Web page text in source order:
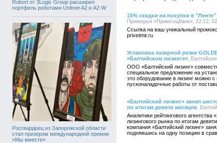
Robort от 3Logic Group расширил
портфель роботами Unitree A2 и A2-W
Росгвардеец из Запорожской области
стал призером международной премии
«Мы вместе»
15% скидки на покупки в
Приморья «Примсоцбанк», 22:12,
Ссылка на ваш уникальный
privetmir.ru
Установка лазерной резки
«Балтийском лизинге» ,
ООО «Балтийский лизинг»
специальное предложение на
это оборудование в лизинг можно
пусконаладочные работы от
«Балтийский лизинг» занял
по итогам девяти месяцев ,
Аналитики рейтингового
лизингового рынка по итогам
компания «Балтийский лизинг»
поднявшись на одну позицию в